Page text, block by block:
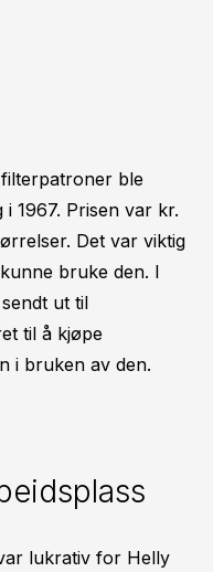
ble
1967. Prisen var kr.
Det var viktig
bruke den. I
ut til
til å kjøpe
i bruken av den.
lukrativ for Helly